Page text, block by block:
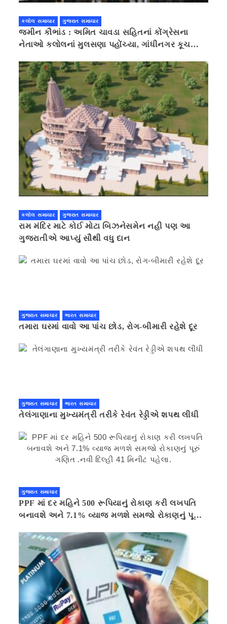
કલોલ સમાચાર ગુજરાત સમાચાર
જમીન કૌભાંડ : અમિત ચાવડા સહિતનાં કોંગ્રેસના
નેતાઓ કલોલનાં મુલસણા પહોંચ્યા, ગાંધીનગર કૂચ
કલોલ સમાચાર ગુજરાત સમાચાર
રામ મંદિર માટે કોઈ મોટા બિઝનેસમેન નહી પણ આ
ગુજરાતીએ આપ્યું સૌથી વધુ દાન
ગુજરાત સમાચાર ભારત સમાચાર
તમારા ઘરમાં વાવો આ પાંચ છોડ, રોગ-બીમારી રહેશે દૂર
ગુજરાત સમાચાર ભારત સમાચાર
તેલંગાણાના મુખ્યમંત્રી તરીકે રેવંત રેડ્ડીએ શપથ લીધી
ગુજરાત સમાચાર
PPF માં દર મહિને 500 રૂપિયાનું રોકાણ કરી લખપતિ
બનાવશે અને 7.1% વ્યાજ મળશે સમજો રોકાણનું પૂરું